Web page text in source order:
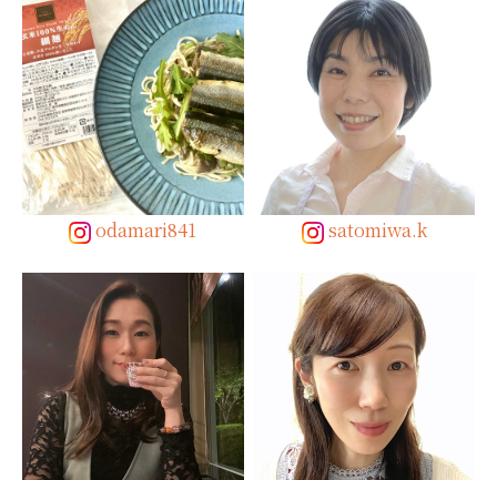
odamari841 satomiwa.k